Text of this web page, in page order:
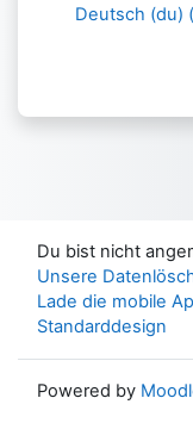
Deutsch (du)
Du bist nicht
Unsere
Lade die mobile
Standarddesign
Powered by